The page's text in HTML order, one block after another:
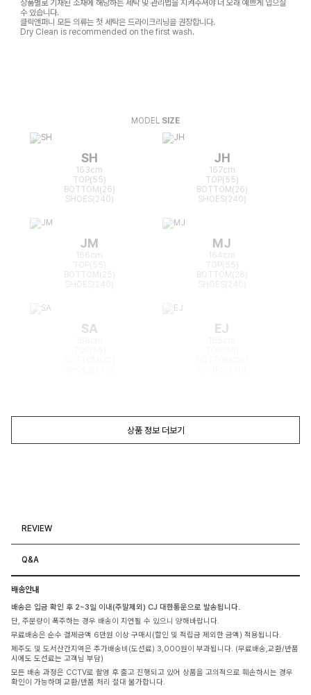
상품별로 기재된 소재에 해당하는 세탁 및 관리법을 지켜주셔야 더 오래 예쁘게 입으실
수 있습니다.
클릭앤퍼니 모든 의류는 첫 세탁은 드라이크리닝을 권장합니다.
Dry Clean is recommended on the first wash.
MODEL SIZE
SH
163cm
TOP(55)
BOTTOM(26)
SHOES(240)
JH
167cm
TOP(55)
BOTTOM(26)
SHOES(240)
JM
166cm
TOP(55)
BOTTOM(25)
MJ
164cm
TOP(55)
BOTTOM(26)
SA EJ
상품 정보 더보기
REVIEW
Q&A
배송안내
배송은 입금 확인 후 2~3일 이내(주말제외) CJ 대한통운으로 발송됩니다.
단, 주문량이 폭주하는 경우 배송이 지연될 수 있으니 양해바랍니다.
무료배송은 순수 결제금액 6만원 이상 구매시(할인 및 적립금 제외한 금액) 적용됩니다.
제주도 및 도서산간지역은 추가배송비(도선료) 3,000원이 부과됩니다. (무료배송,교환/반품
시에도 도선료는 고객님 부담)
모든 배송 과정은 CCTV로 촬영 후 출고 진행되고 있어 상품을 고의적으로 훼손하시는 경우
확인이 가능하며 교환/반품 처리 절대 불가합니다.